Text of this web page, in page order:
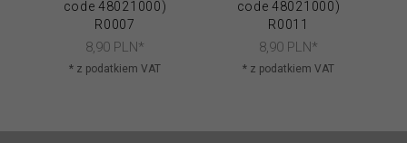
code 48021000)
R0007
8,90 PLN*
* z podatkiem VAT
code 48021000)
R0011
8,90 PLN*
* z podatkiem VAT